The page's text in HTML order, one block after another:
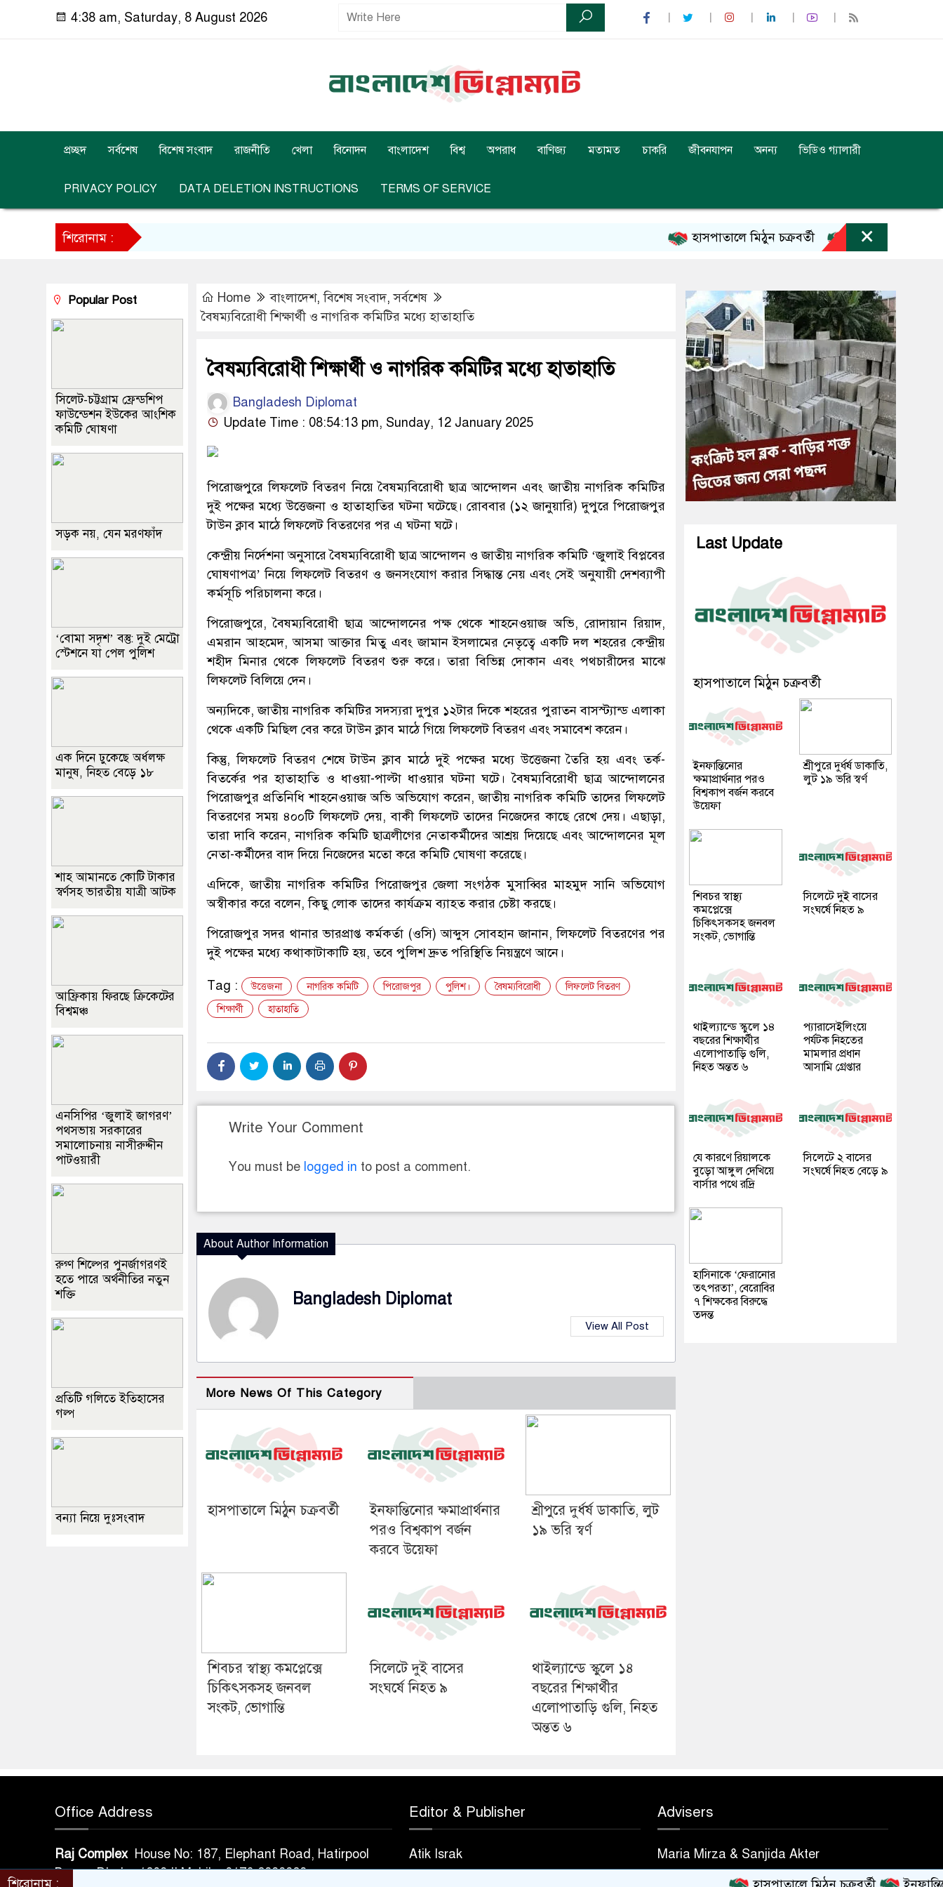
4:38 am, Saturday, 8 August 2026
প্রচ্ছদ সর্বশেষ বিশেষ সংবাদ রাজনীতি খেলা বিনোদন বাংলাদেশ বিশ্ব অপরাধ বাণিজ্য মতামত চাকরি জীবনযাপন অনন্য ভিডিও গ্যালারী
PRIVACY POLICY DATA DELETION INSTRUCTIONS TERMS OF SERVICE
শিরোনাম : হাসপাতালে মিঠুন চক্রবর্তী ইনফান্তিনোর
×
Home বাংলাদেশ,বিশেষ সংবাদ,সর্বশেষ
বৈষম্যবিরোধী শিক্ষার্থী ও নাগরিক কমিটির মধ্যে হাতাহাতি
বৈষম্যবিরোধী শিক্ষার্থী ও নাগরিক কমিটির মধ্যে হাতাহাতি
Bangladesh Diplomat
Update Time : 08:54:13 pm, Sunday, 12 January 2025
পিরোজপুরে লিফলেট বিতরণ নিয়ে বৈষম্যবিরোধী ছাত্র আন্দোলন এবং জাতীয় নাগরিক কমিটির
দুই পক্ষের মধ্যে উত্তেজনা ও হাতাহাতির ঘটনা ঘটেছে। রোববার (১২ জানুয়ারি) দুপুরে পিরোজপুর
টাউন ক্লাব মাঠে লিফলেট বিতরণের পর এ ঘটনা ঘটে।
কেন্দ্রীয় নির্দেশনা অনুসারে বৈষম্যবিরোধী ছাত্র আন্দোলন ও জাতীয় নাগরিক কমিটি ‘জুলাই বিপ্লবের
ঘোষণাপত্র’ নিয়ে লিফলেট বিতরণ ও জনসংযোগ করার সিদ্ধান্ত নেয় এবং সেই অনুযায়ী দেশব্যাপী
কর্মসূচি পরিচালনা করে।
পিরোজপুরে, বৈষম্যবিরোধী ছাত্র আন্দোলনের পক্ষ থেকে শাহনেওয়াজ অভি, রোদায়ান রিয়াদ,
এমরান আহমেদ, আসমা আক্তার মিতু এবং জামান ইসলামের নেতৃত্বে একটি দল শহরের কেন্দ্রীয়
শহীদ মিনার থেকে লিফলেট বিতরণ শুরু করে। তারা বিভিন্ন দোকান এবং পথচারীদের মাঝে
লিফলেট বিলিয়ে দেন।
অন্যদিকে, জাতীয় নাগরিক কমিটির সদস্যরা দুপুর ১২টার দিকে শহরের পুরাতন বাসস্ট্যান্ড এলাকা
থেকে একটি মিছিল বের করে টাউন ক্লাব মাঠে গিয়ে লিফলেট বিতরণ এবং সমাবেশ করেন।
কিন্তু, লিফলেট বিতরণ শেষে টাউন ক্লাব মাঠে দুই পক্ষের মধ্যে উত্তেজনা তৈরি হয় এবং তর্ক-
বিতর্কের পর হাতাহাতি ও ধাওয়া-পাল্টা ধাওয়ার ঘটনা ঘটে। বৈষম্যবিরোধী ছাত্র আন্দোলনের
পিরোজপুর প্রতিনিধি শাহনেওয়াজ অভি অভিযোগ করেন, জাতীয় নাগরিক কমিটি তাদের লিফলেট
বিতরণের সময় ৪০০টি লিফলেট দেয়, বাকী লিফলেট তাদের নিজেদের কাছে রেখে দেয়। এছাড়া,
তারা দাবি করেন, নাগরিক কমিটি ছাত্রলীগের নেতাকর্মীদের আশ্রয় দিয়েছে এবং আন্দোলনের মূল
নেতা-কর্মীদের বাদ দিয়ে নিজেদের মতো করে কমিটি ঘোষণা করেছে।
এদিকে, জাতীয় নাগরিক কমিটির পিরোজপুর জেলা সংগঠক মুসাব্বির মাহমুদ সানি অভিযোগ
অস্বীকার করে বলেন, কিছু লোক তাদের কার্যক্রম ব্যাহত করার চেষ্টা করছে।
পিরোজপুর সদর থানার ভারপ্রাপ্ত কর্মকর্তা (ওসি) আব্দুস সোবহান জানান, লিফলেট বিতরণের পর
দুই পক্ষের মধ্যে কথাকাটাকাটি হয়, তবে পুলিশ দ্রুত পরিস্থিতি নিয়ন্ত্রণে আনে।
Tag : উত্তেজনা নাগরিক কমিটি পিরোজপুর পুলিশ। বৈষম্যবিরোধী
লিফলেট বিতরণ
শিক্ষার্থী
হাতাহাতি
Write Your Comment
You must be logged in to post a comment.
About Author Information
Bangladesh Diplomat
View All Post
More News Of This Category
হাসপাতালে মিঠুন চক্রবর্তী
ইনফান্তিনোর ক্ষমাপ্রার্থনার
পরও বিশ্বকাপ বর্জন
করবে উয়েফা
শ্রীপুরে দুর্ধর্ষ ডাকাতি, লুট
১৯ ভরি স্বর্ণ
শিবচর স্বাস্থ্য কমপ্লেক্সে
চিকিৎসকসহ জনবল
সংকট, ভোগান্তি
সিলেটে দুই বাসের
সংঘর্ষে নিহত ৯
থাইল্যান্ডে স্কুলে ১৪
বছরের শিক্ষার্থীর
এলোপাতাড়ি গুলি, নিহত
অন্তত ৬
Popular Post
সিলেট-চট্টগ্রাম ফ্রেন্ডশিপ
ফাউন্ডেশন ইউকের আংশিক
কমিটি ঘোষণা
সড়ক নয়, যেন মরণফাঁদ
‘বোমা সদৃশ’ বস্তু: দুই মেট্রো
স্টেশনে যা পেল পুলিশ
এক দিনে ঢুকেছে অর্ধলক্ষ
মানুষ, নিহত বেড়ে ১৮
শাহ আমানতে কোটি টাকার
স্বর্ণসহ ভারতীয় যাত্রী আটক
আফ্রিকায় ফিরছে ক্রিকেটের
বিশ্বমঞ্চ
এনসিপির ‘জুলাই জাগরণ’
পথসভায় সরকারের
সমালোচনায় নাসীরুদ্দীন
পাটওয়ারী
রুগ্ণ শিল্পের পুনর্জাগরণই
হতে পারে অর্থনীতির নতুন
শক্তি
প্রতিটি গলিতে ইতিহাসের
গল্প
বন্যা নিয়ে দুঃসংবাদ
Last Update
হাসপাতালে মিঠুন চক্রবর্তী
ইনফান্তিনোর
ক্ষমাপ্রার্থনার পরও
বিশ্বকাপ বর্জন করবে
উয়েফা
শ্রীপুরে দুর্ধর্ষ ডাকাতি,
লুট ১৯ ভরি স্বর্ণ
শিবচর স্বাস্থ্য
কমপ্লেক্সে
চিকিৎসকসহ জনবল
সংকট, ভোগান্তি
সিলেটে দুই বাসের
সংঘর্ষে নিহত ৯
থাইল্যান্ডে স্কুলে ১৪
বছরের শিক্ষার্থীর
এলোপাতাড়ি গুলি,
নিহত অন্তত ৬
প্যারাসেইলিংয়ে
পর্যটক নিহতের
মামলার প্রধান
আসামি গ্রেপ্তার
যে কারণে রিয়ালকে
বুড়ো আঙ্গুল দেখিয়ে
বার্সার পথে রদ্রি
সিলেটে ২ বাসের
সংঘর্ষে নিহত বেড়ে ৯
হাসিনাকে ‘ফেরানোর
তৎপরতা’, বেরোবির
৭ শিক্ষকের বিরুদ্ধে
তদন্ত
Office Address
Raj Complex House No: 187, Elephant Road, Hatirpool
Bazar, Dhaka-1209 || Mobile: 0176-2398823
Editor & Publisher
Atik Israk
Advisers
Maria Mirza & Sanjida Akter
শিরোনাম :